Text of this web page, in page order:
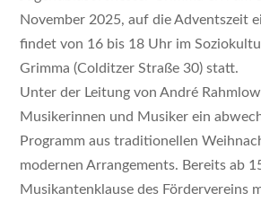
November 2025, auf die Adventszeit
findet von 16 bis 18 Uhr im
Grimma (Colditzer Straße 30) statt.
Unter der Leitung von André
Musikerinnen und Musiker ein
Programm aus traditionellen
modernen Arrangements. Bereits ab
Musikantenklause des Fördervereins